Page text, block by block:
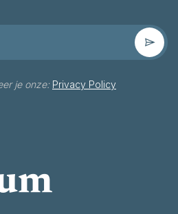
je onze: Privacy Policy